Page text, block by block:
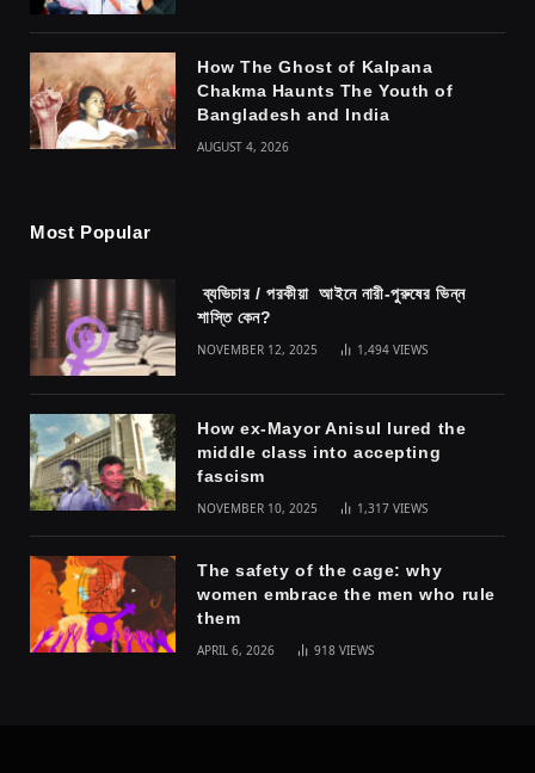
How The Ghost of Kalpana
Chakma Haunts The Youth of
Bangladesh and India
AUGUST 4, 2026
Most Popular
ব্যভিচার / পরকীয়া আইনে নারী-পুরুষের ভিন্ন
শাস্তি কেন?
NOVEMBER 12, 2025 1,494 VIEWS
How ex-Mayor Anisul lured the
middle class into accepting
fascism
NOVEMBER 10, 2025 1,317 VIEWS
The safety of the cage: why
women embrace the men who rule
them
APRIL 6, 2026 918 VIEWS